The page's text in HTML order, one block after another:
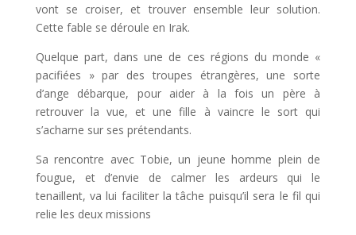
vont se croiser, et trouver ensemble leur solution.
Cette fable se déroule en Irak.
Quelque part, dans une de ces régions du monde «
pacifiées » par des troupes étrangères, une sorte
d’ange débarque, pour aider à la fois un père à
retrouver la vue, et une fille à vaincre le sort qui
s’acharne sur ses prétendants.
Sa rencontre avec Tobie, un jeune homme plein de
fougue, et d’envie de calmer les ardeurs qui le
tenaillent, va lui faciliter la tâche puisqu’il sera le fil qui
relie les deux missions